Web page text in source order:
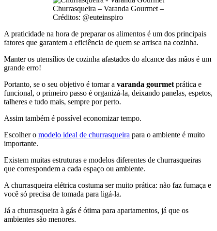
Churrasqueira – Varanda Gourmet –
Créditos: @euteinspiro
A praticidade na hora de preparar os alimentos é um dos principais
fatores que garantem a eficiência de quem se arrisca na cozinha.
Manter os utensílios de cozinha afastados do alcance das mãos é um
grande erro!
Portanto, se o seu objetivo é tornar a varanda gourmet prática e
funcional, o primeiro passo é organizá-la, deixando panelas, espetos,
talheres e tudo mais, sempre por perto.
Assim também é possível economizar tempo.
Escolher o modelo ideal de churrasqueira para o ambiente é muito
importante.
Existem muitas estruturas e modelos diferentes de churrasqueiras
que correspondem a cada espaço ou ambiente.
A churrasqueira elétrica costuma ser muito prática: não faz fumaça e
você só precisa de tomada para ligá-la.
Já a churrasqueira à gás é ótima para apartamentos, já que os
ambientes são menores.